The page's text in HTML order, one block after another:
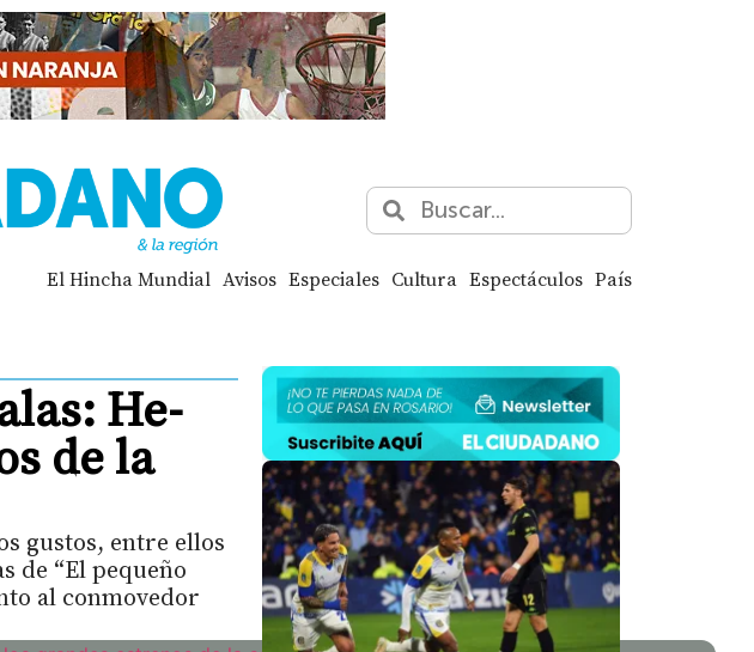
El Hincha Mundial Avisos Especiales Cultura Espectáculos País
He-
de la
gustos, entre ellos
de “El pequeño
al conmovedor